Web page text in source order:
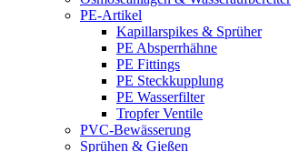
PE-Artikel
Kapillarspikes & Sprüher
PE Absperrhähne
PE Fittings
PE Steckkupplung
PE Wasserfilter
Tropfer Ventile
PVC-Bewässerung
Sprühen & Gießen